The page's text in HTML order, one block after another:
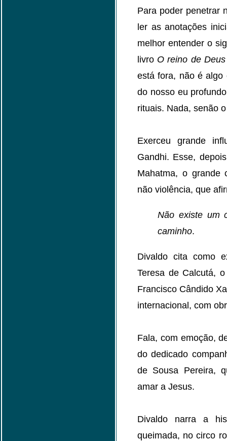
Para poder penetrar
ler as anotações
melhor entender o
livro O reino de
está fora, não é algo
do nosso eu
rituais. Nada, senão
Exerceu grande
Gandhi. Esse,
Mahatma, o grande
não violência, que
Não existe um
caminho.
Divaldo cita como
Teresa de Calcutá,
Francisco Cândido
internacional, com
Fala, com emoção,
do dedicado
de Sousa Pereira,
amar a Jesus.
Divaldo narra a
queimada, no circo